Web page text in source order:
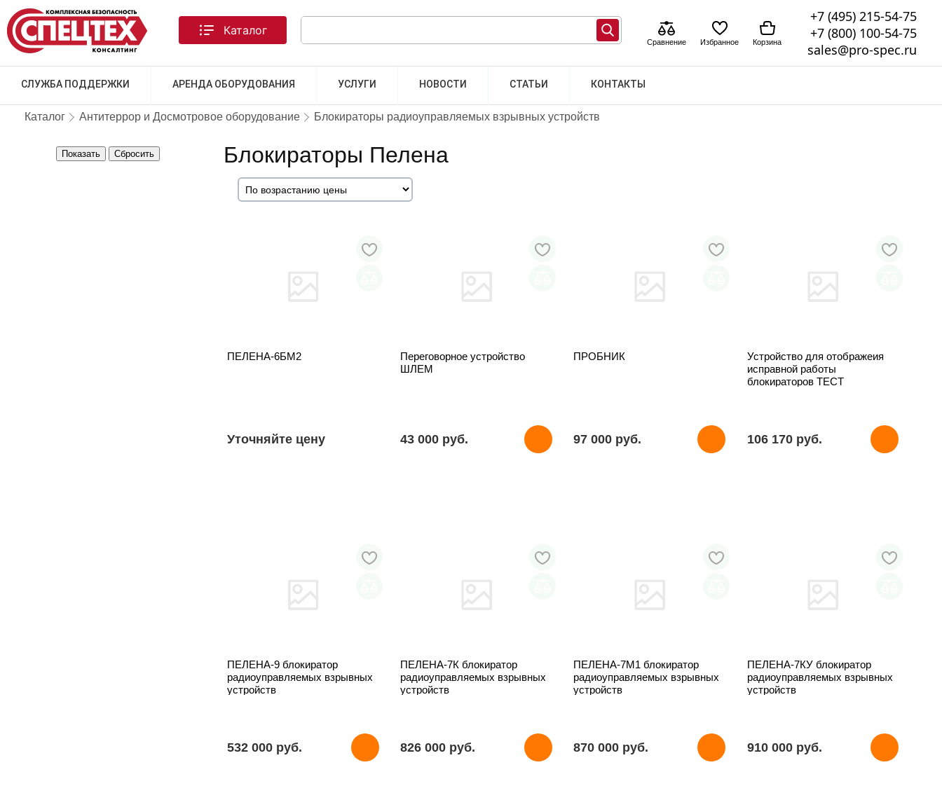
СЛУЖБА ПОДДЕРЖКИ АРЕНДА ОБОРУДОВАНИЯ УСЛУГИ НОВОСТИ СТАТЬИ КОНТАКТЫ
Каталог
Сравнение Избранное Корзина
+7 (495) 215-54-75
+7 (800) 100-54-75
sales@pro-spec.ru
Каталог Антитеррор и Досмотровое оборудование Блокираторы радиоуправляемых взрывных устройств
Показать Сбросить Блокираторы Пелена
ПЕЛЕНА-6БМ2
Уточняйте цену
Переговорное устройство
ШЛЕМ
43 000 pуб.
ПРОБНИК
97 000 pуб.
Устройство для отображеия
исправной работы
блокираторов ТЕСТ
106 170 pуб.
ПЕЛЕНА-9 блокиратор
радиоуправляемых взрывных
устройств
532 000 pуб.
ПЕЛЕНА-7К блокиратор
радиоуправляемых взрывных
устройств
826 000 pуб.
ПЕЛЕНА-7М1 блокиратор
радиоуправляемых взрывных
устройств
870 000 pуб.
ПЕЛЕНА-7КУ блокиратор
радиоуправляемых взрывных
устройств
910 000 pуб.